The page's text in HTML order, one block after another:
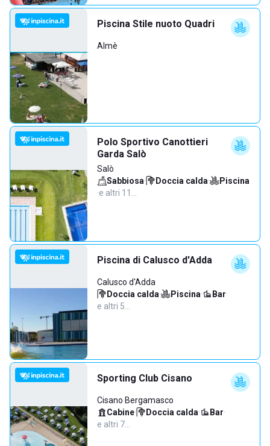
Piscina Stile nuoto Quadri
Almè
Polo Sportivo Canottieri
Garda Salò
Salò
Sabbiosa· Doccia calda·
Piscina
·e altri 11…
Piscina di Calusco d'Adda
Calusco d'Adda
Doccia calda· Piscina· Bar·
e altri 5…
Sporting Club Cisano
Cisano Bergamasco
Cabine· Doccia calda· Bar·
e altri 7…